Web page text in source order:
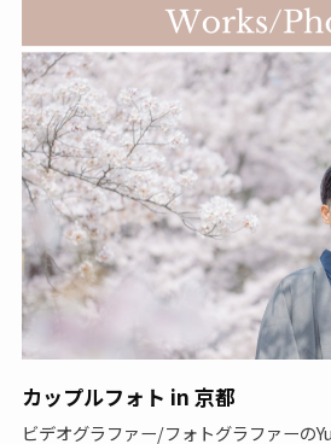
カップルフォト in 京都
ビデオグラファー/フォトグラファーの